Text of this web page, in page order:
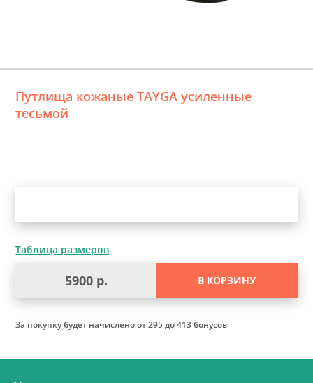
Путлища кожаные TAYGA усиленные
тесьмой
Таблица размеров
5900 р. В КОРЗИНУ
За покупку будет начисленоот 295 до 413 бонусов